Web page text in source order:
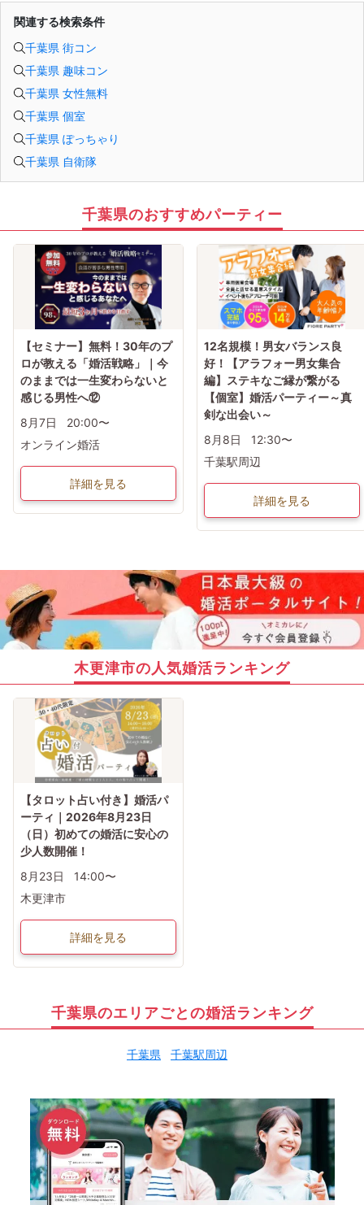
関連する検索条件
千葉県 街コン
千葉県 趣味コン
千葉県 女性無料
千葉県 個室
千葉県 ぽっちゃり
千葉県 自衛隊
千葉県のおすすめパーティー
【セミナー】無料！30年のプ
ロが教える「婚活戦略」｜今
のままでは一生変わらないと
感じる男性へ⑫
8月7日
20:00〜
オンライン婚活
詳細を見る
12名規模！男女バランス良
好！【アラフォー男女集合
編】ステキなご縁が繋がる
【個室】婚活パーティー～真
剣な出会い～
8月8日
12:30〜
千葉駅周辺
詳細を見る
木更津市の人気婚活ランキング
【タロット占い付き】婚活パ
ーティ｜2026年8月23日
（日）初めての婚活に安心の
少人数開催！
8月23日
14:00〜
木更津市
詳細を見る
千葉県のエリアごとの婚活ランキング
千葉県 千葉駅周辺